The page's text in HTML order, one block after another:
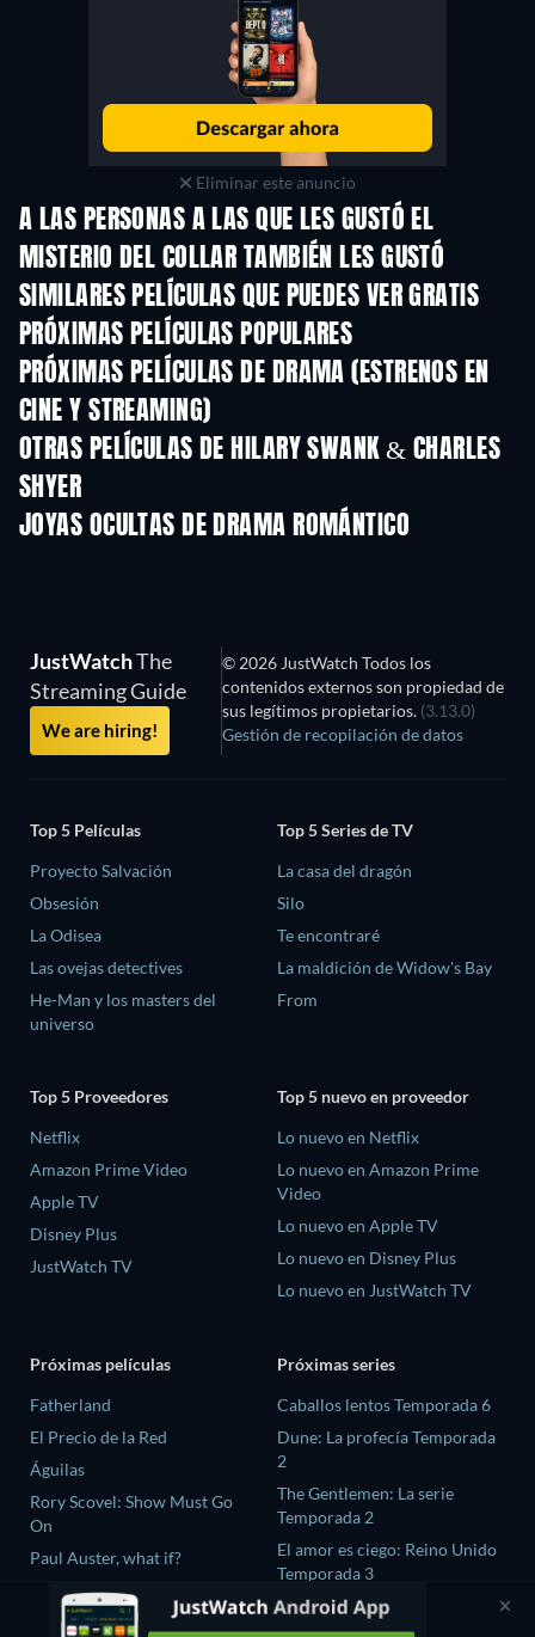
Eliminar este anuncio
A LAS PERSONAS A LAS QUE LES GUSTÓ EL
MISTERIO DEL COLLAR TAMBIÉN LES GUSTÓ
SIMILARES PELÍCULAS QUE PUEDES VER GRATIS
PRÓXIMAS PELÍCULAS POPULARES
PRÓXIMAS PELÍCULAS DE DRAMA (ESTRENOS EN
CINE Y STREAMING)
OTRAS PELÍCULAS DE HILARY SWANK & CHARLES
SHYER
JOYAS OCULTAS DE DRAMA ROMÁNTICO
JustWatchThe
Streaming Guide
We are hiring!
© 2026 JustWatch Todos los
contenidos externos son propiedad de
sus legítimos propietarios. (3.13.0)
Gestión de recopilación de datos
Top 5 Películas
Proyecto Salvación
Obsesión
La Odisea
Las ovejas detectives
He-Man y los masters del
universo
Top 5 Series de TV
La casa del dragón
Silo
Te encontraré
La maldición de Widow's Bay
From
Top 5 Proveedores
Netflix
Amazon Prime Video
Apple TV
Disney Plus
JustWatch TV
Top 5 nuevo en proveedor
Lo nuevo en Netflix
Lo nuevo en Amazon Prime
Video
Lo nuevo en Apple TV
Lo nuevo en Disney Plus
Lo nuevo en JustWatch TV
Próximas películas
Fatherland
El Precio de la Red
Águilas
Rory Scovel: Show Must Go
On
Paul Auster, what if?
Próximas series
Caballos lentos Temporada 6
Dune: La profecía Temporada
2
The Gentlemen: La serie
Temporada 2
El amor es ciego: Reino Unido
Temporada 3
The Chosen In The Wild with
Bear Grylls Temporada 1